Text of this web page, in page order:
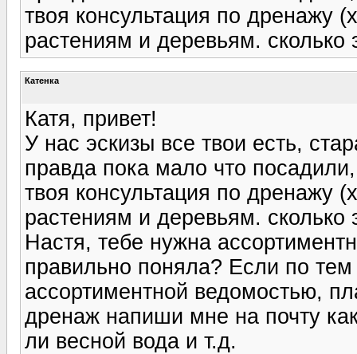
твоя консультация по дренажу
растениям и деревьям. сколько
Катенка
Катя, привет!
У нас эскизы все твои есть,
правда пока мало что
твоя консультация по дренажу
растениям и деревьям. сколько
Настя, тебе нужна
правильно поняла? Если по
ассортиментной ведомостью,
дренаж напиши мне на почту
ли весной вода и т.д.